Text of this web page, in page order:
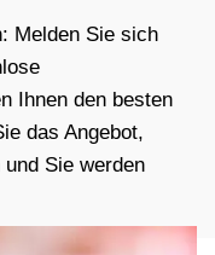
Melden Sie sich
Ihnen den besten
das Angebot,
Sie werden